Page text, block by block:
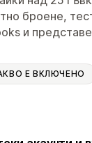
броене,
и
Е ВКЛЮЧЕНО